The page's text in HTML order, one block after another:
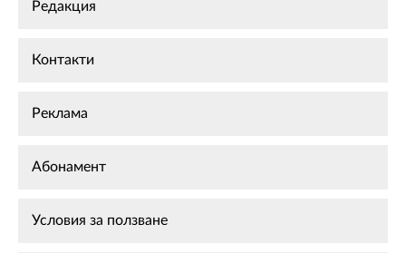
Редакция
Контакти
Реклама
Абонамент
Условия за ползване